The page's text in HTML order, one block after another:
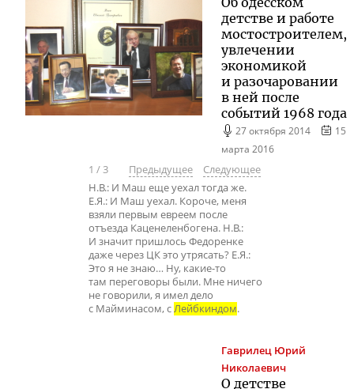
детстве и работе
мостостроителем,
увлечении
экономикой
и разочаровании
в ней после
событий 1968 года
27 октября 2014
15
марта 2016
1 /3 Предыдущее
Следующее
Н.В.: И Маш еще уехал тогда же.
Е.Я.: И Маш уехал. Короче, меня
взяли первым евреем после
отъезда Каценеленбогена. Н.В.:
И значит пришлось Федоренке
даже через ЦК это утрясать? Е.Я.:
Это я не знаю… Ну, какие-то
там переговоры были. Мне ничего
не говорили, я имел дело
с Майминасом, сЛейбкиндом.
Гаврилец Юрий
Николаевич
О детстве